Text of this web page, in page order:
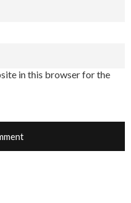
in this browser for the